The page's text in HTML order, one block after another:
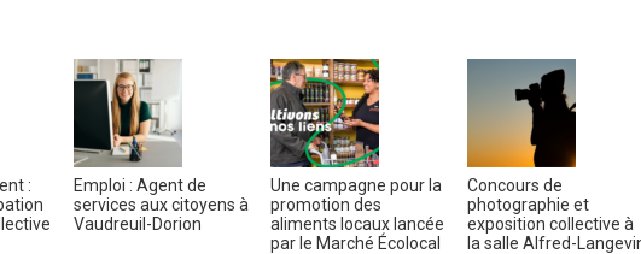
:
Emploi : Agent de
services aux citoyens à
Vaudreuil-Dorion
Une campagne pour la
promotion des
aliments locaux lancée
par le Marché Écolocal
Concours de
photographie et
exposition collective à
la salle Alfred-